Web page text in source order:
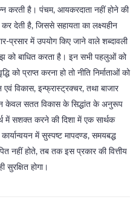
करती है। पंचम, आयकरदाता नहीं होने की
देती है, जिससे सहायता का लक्ष्यहीन
में उपयोग किए जाने वाले शब्दावली
को बाधित करता है। इन सभी पहलुओं को
को प्राप्त करना हो तो नीति निर्माताओं को
विकास, इन्फ्रास्ट्रक्चर, तथा बाजार
न केवल सतत विकास के सिद्धांत के अनुरूप
में सशक्त करने की दिशा में एक सार्थक
में सुस्पष्ट मापदण्ड, समयबद्ध
नहीं होते, तब तक इस प्रकार की वित्तीय
सुरक्षित होगा।